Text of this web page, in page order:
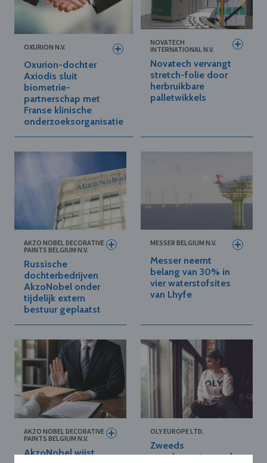
OXURION N.V.
Oxurion-dochter
Axiodis sluit
biometrie-
partnerschap met
Franse klinische
onderzoeksorganisatie
NOVATECH
INTERNATIONAL N.V.
Novatech vervangt
stretch-folie door
herbruikbare
palletwikkels
AKZO NOBEL DECORATIVE
PAINTS BELGIUM N.V.
Russische
dochterbedrijven
AkzoNobel onder
tijdelijk extern
bestuur geplaatst
MESSER BELGIUM N.V.
Messer neemt
belang van 30% in
vier waterstofsites
van Lhyfe
AKZO NOBEL DECORATIVE
PAINTS BELGIUM N.V.
AkzoNobel wijst
OLY EUROPE LTD.
Zweeds
supplementenmerk